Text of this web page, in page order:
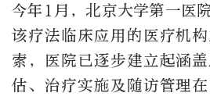
今年1月，北京大学第一医
该疗法临床应用的医疗机
索，医院已逐步建立起涵
估、治疗实施及随访管理